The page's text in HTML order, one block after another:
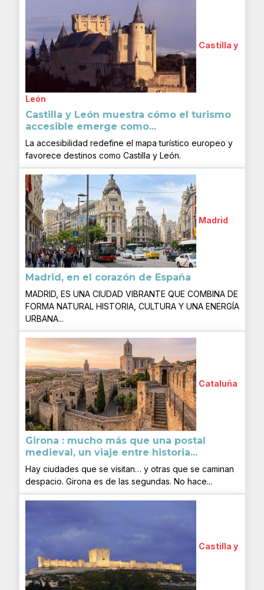
Castilla y
León
Castilla y León muestra cómo el turismo
accesible emerge como...
La accesibilidad redefine el mapa turístico europeo y
favorece destinos como Castilla y León.
Madrid
Madrid, en el corazón de España
MADRID, ES UNA CIUDAD VIBRANTE QUE COMBINA DE
FORMA NATURAL HISTORIA, CULTURA Y UNA ENERGÍA
URBANA...
Cataluña
Girona : mucho más que una postal
medieval, un viaje entre historia...
Hay ciudades que se visitan… y otras que se caminan
despacio. Girona es de las segundas. No hace...
Castilla y